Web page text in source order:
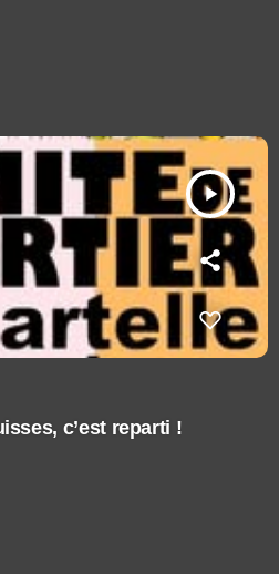
play_arrow
c’est reparti !